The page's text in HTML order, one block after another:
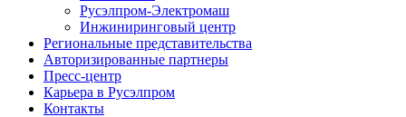
Русэлпром-Электромаш
Инжиниринговый центр
Региональные представительства
Авторизированные партнеры
Пресс-центр
Карьера в Русэлпром
Контакты